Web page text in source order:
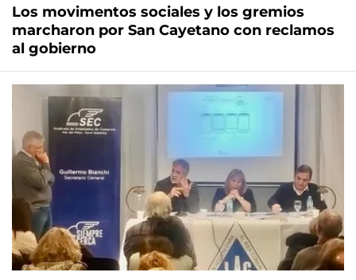
Los movimentos sociales y los gremios
marcharon por San Cayetano con reclamos
al gobierno